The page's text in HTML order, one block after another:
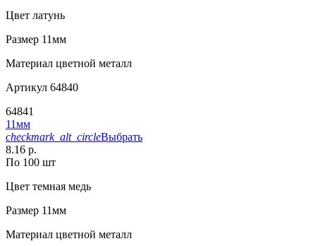
Цвет латунь
Размер 11мм
Материал цветной металл
Артикул 64840
64841
11мм
checkmark_alt_circleВыбрать
8.16 р.
По 100 шт
Цвет темная медь
Размер 11мм
Материал цветной металл